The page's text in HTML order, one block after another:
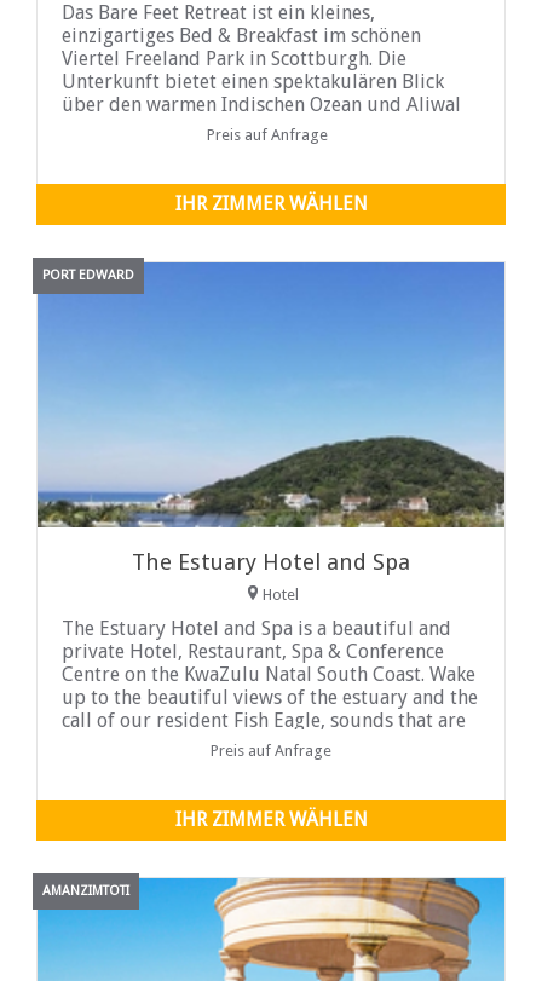
Das Bare Feet Retreat ist ein kleines,
einzigartiges Bed & Breakfast im schönen
Viertel Freeland Park in Scottburgh. Die
Unterkunft bietet einen spektakulären Blick
über den warmen Indischen Ozean und Aliwal
Shoal, einen der zehn besten Tauchplätze der
Welt. Die charmante Küstenstadt Scottburgh
an der malerischen Südküste von KwaZulu
Natal...
Preis auf Anfrage
IHR ZIMMER WÄHLEN
PORT EDWARD
The Estuary Hotel and Spa
Hotel
The Estuary Hotel and Spa is a beautiful and
private Hotel, Restaurant, Spa & Conference
Centre on the KwaZulu Natal South Coast. Wake
up to the beautiful views of the estuary and the
call of our resident Fish Eagle, sounds that are
Preis auf Anfrage
IHR ZIMMER WÄHLEN
AMANZIMTOTI